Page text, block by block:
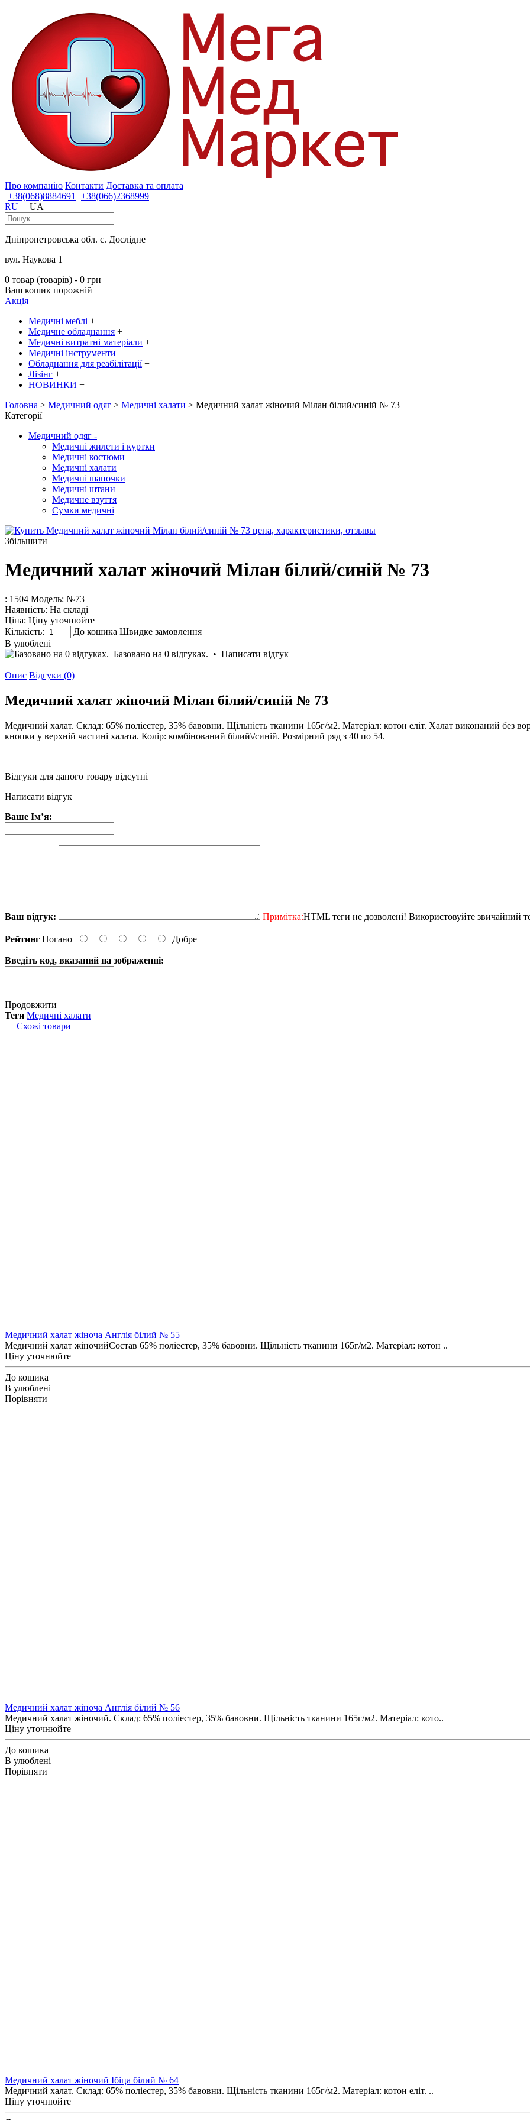
Про компанію Контакти Доставка та оплата
+38(068)8884691
+38(066)2368999
RU | UA
Дніпропетровська обл. с. Дослідне
вул. Наукова 1
0 товар (товарів) - 0 грн
Ваш кошик порожній
Акція
Медичні меблі +
Медичне обладнання +
Медичні витратні матеріали +
Медичні інструменти +
Обладнання для реабілітації +
Лізінг +
НОВИНКИ +
Головна > Медичний одяг > Медичні халати > Медичний халат жіночий Мілан білий/синій № 73
Категорії
Медичний одяг -
Медичні жилети і куртки
Медичні костюми
Медичні халати
Медичні шапочки
Медичні штани
Медичне взуття
Сумки медичні
Збільшити
Медичний халат жіночий Мілан білий/синій № 73
: 1504 Модель: №73
Наявність: На складі
Ціна: Ціну уточнюйте
Кількість:
До кошика Швидке замовлення
В улюблені
Базовано на 0 відгуках. • Написати відгук
Опис Відгуки (0)
Медичний халат жіночий Мілан білий/синій № 73
Медичний халат. Склад: 65% поліестер, 35% бавовни. Щільність тканини 165г/м2. Матеріал: котон еліт. Халат виконаний без
кнопки у верхній частині халата. Колір: комбінований білий\/синій. Розмірний ряд з 40 по 54.
Відгуки для даного товару відсутні
Написати відгук
Ваше Ім’я:
Ваш відгук: Примітка:HTML теги не дозволені! Використовуйте звичайний
Рейтинг Погано Добре
Введіть код, вказаний на зображенні:
Продовжити
Теги Медичні халати
Схожі товари
Медичний халат жіноча Англія білий № 55
Медичний халат жіночийСостав 65% поліестер, 35% бавовни. Щільність тканини 165г/м2. Матеріал: котон ..
Ціну уточнюйте
До кошика
В улюблені
Порівняти
Медичний халат жіноча Англія білий № 56
Медичний халат жіночий. Склад: 65% поліестер, 35% бавовни. Щільність тканини 165г/м2. Матеріал: кото..
Ціну уточнюйте
До кошика
В улюблені
Порівняти
Медичний халат жіночий Ібіца білий № 64
Медичний халат. Склад: 65% поліестер, 35% бавовни. Щільність тканини 165г/м2. Матеріал: котон еліт. ..
Ціну уточнюйте